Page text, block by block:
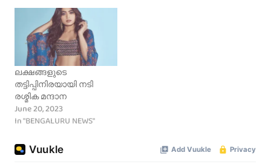
ലക്ഷങ്ങളുടെ
തട്ടിപ്പിനിരയായി നടി
രശ്മിക മന്ദാന
June 20, 2023
In "BENGALURU NEWS"